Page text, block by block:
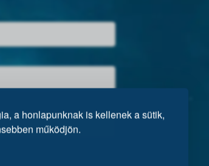
a honlapunknak is kellenek a sütik,
működjön.